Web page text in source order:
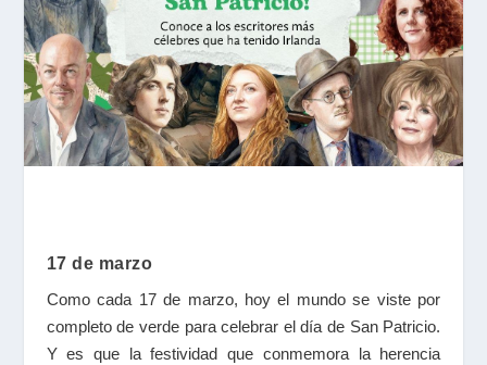
17 de marzo
Como cada 17 de marzo, hoy el mundo se viste por
completo de verde para celebrar el día de San Patricio.
Y es que la festividad que conmemora la herencia